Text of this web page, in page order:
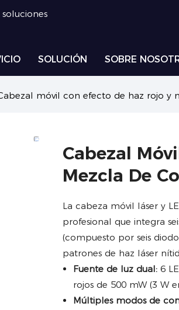
SOLUCIÓN SOBRE
móvil con efecto de haz rojo y
Cabezal
Mezcla De
La cabeza móvil láser y
profesional que integra
(compuesto por seis
patrones de haz láser
Fuente de luz dual: 6
rojos de 500 mW (3 W
Múltiples modos de